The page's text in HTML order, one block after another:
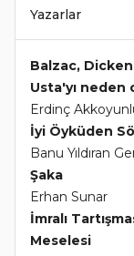
Yazarlar
Balzac,
Usta'yı neden
Erdinç
İyi Öyküden
Banu Yıldıran
Şaka
Erhan Sunar
İmralı
Meselesi